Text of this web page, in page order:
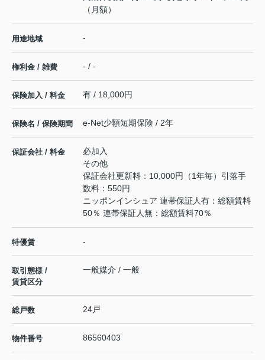
（月額）
用途地域 -
権利金 / 雑費 - / -
保険加入 / 料金 有 / 18,000円
保険名 / 保険期間 e-Net少額短期保険 / 2年
保証会社 / 料金
必加入
その他
保証会社更新料：10,000円（1年毎）引落手
数料：550円
ニッポンインシュア 連帯保証人有：総額賃料
50％ 連帯保証人無：総額賃料70％
特優賃 -
取引態様 /
賃貸区分
一般媒介 / 一般
総戸数 24戸
物件番号 86560403